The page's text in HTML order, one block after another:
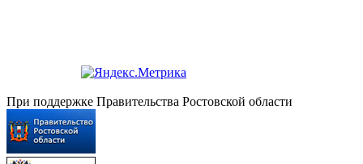
При поддержке Правительства Ростовской области